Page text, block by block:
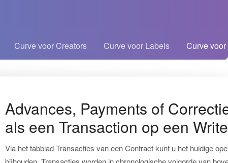
Curve voor Creators Curve voor Labels Curve
Advances, Payments of
als een Transaction op een
Via het tabblad Transacties van een Contract kunt u het huidige